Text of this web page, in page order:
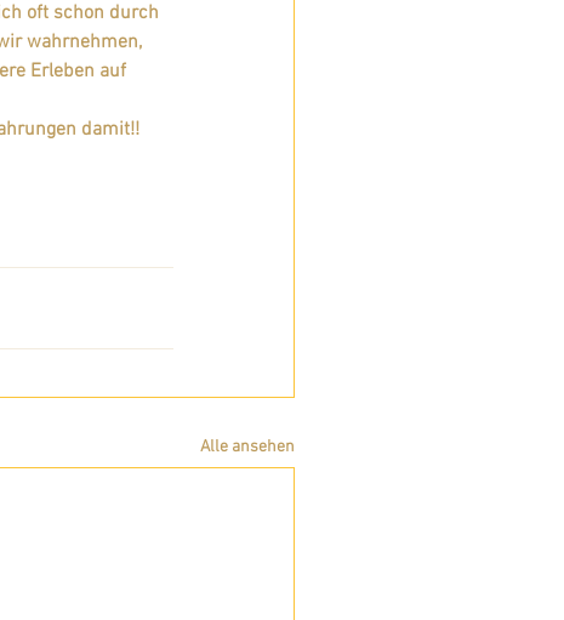
oft schon durch
wahrnehmen,
Erleben auf
damit!!
Alle ansehen